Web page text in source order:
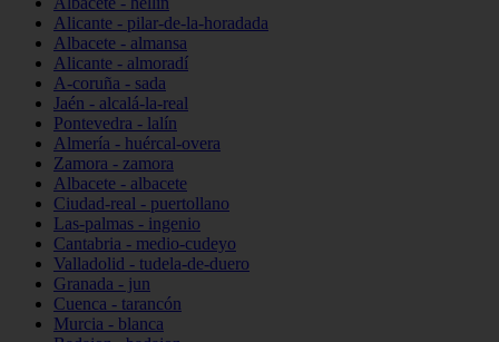
Alicante - pilar-de-la-horadada
Albacete - almansa
Alicante - almoradí
A-coruña - sada
Jaén - alcalá-la-real
Pontevedra - lalín
Almería - huércal-overa
Zamora - zamora
Albacete - albacete
Ciudad-real - puertollano
Las-palmas - ingenio
Cantabria - medio-cudeyo
Valladolid - tudela-de-duero
Granada - jun
Cuenca - tarancón
Murcia - blanca